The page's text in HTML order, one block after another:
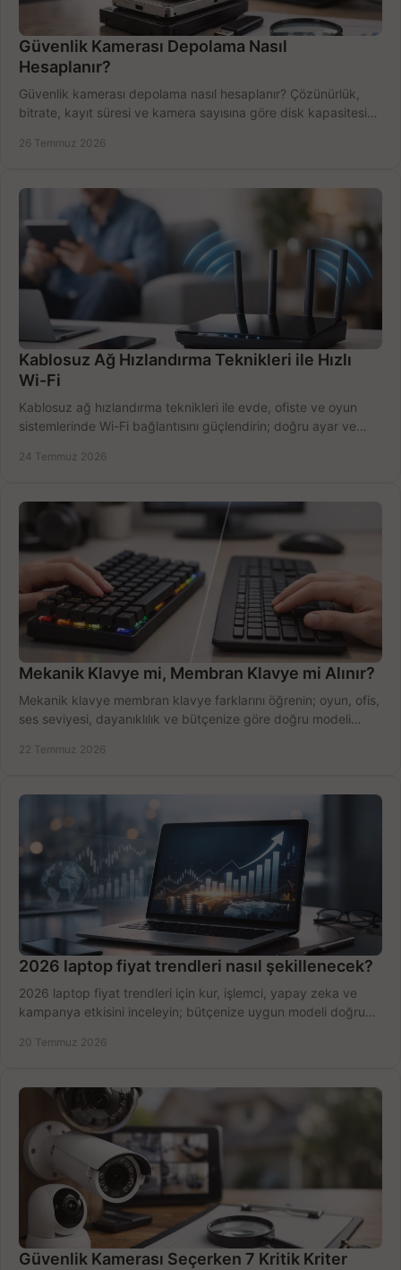
Güvenlik Kamerası Depolama Nasıl
Hesaplanır?
Güvenlik kamerası depolama nasıl hesaplanır? Çözünürlük,
bitrate, kayıt süresi ve kamera sayısına göre disk kapasitesini
26 Temmuz 2026
Kablosuz Ağ Hızlandırma Teknikleri ile Hızlı
Wi-Fi
Kablosuz ağ hızlandırma teknikleri ile evde, ofiste ve oyun
sistemlerinde Wi-Fi bağlantısını güçlendirin; doğru ayar ve
24 Temmuz 2026
Mekanik Klavye mi, Membran Klavye mi Alınır?
Mekanik klavye membran klavye farklarını öğrenin; oyun, ofis,
ses seviyesi, dayanıklılık ve bütçenize göre doğru modeli
22 Temmuz 2026
2026 laptop fiyat trendleri nasıl şekillenecek?
2026 laptop fiyat trendleri için kur, işlemci, yapay zeka ve
kampanya etkisini inceleyin; bütçenize uygun modeli doğru
20 Temmuz 2026
Güvenlik Kamerası Seçerken 7 Kritik Kriter